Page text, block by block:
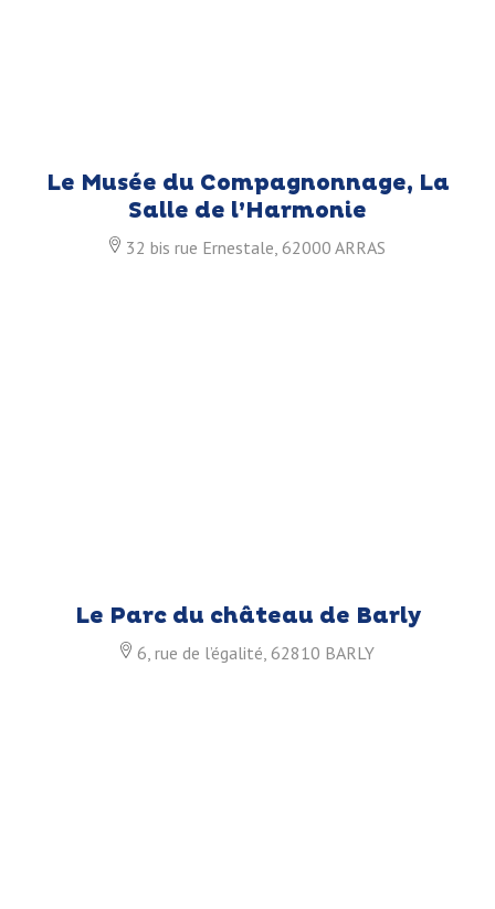
Le Musée du Compagnonnage, La
Salle de l’Harmonie
32 bis rue Ernestale, 62000 ARRAS
Le Parc du château de Barly
6, rue de l’égalité, 62810 BARLY